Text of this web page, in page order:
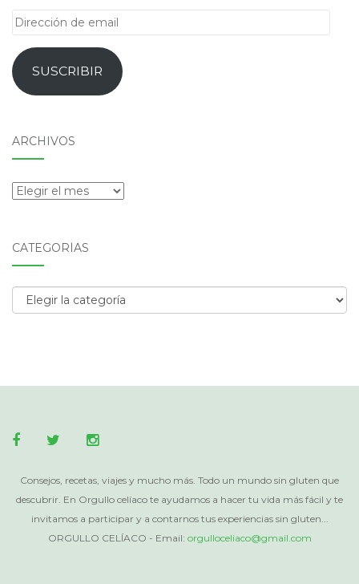
Dirección
emailSUSCRIBIR
ARCHIVOS
Archivos
CATEGORÍAS
Categorías
Consejos, recetas, viajes y mucho más. Todo un mundo sin gluten que
descubrir. En Orgullo celíaco te ayudamos a hacer tu vida más fácil y te
invitamos a participar y a contarnos tus experiencias sin gluten...
ORGULLO CELÍACO - Email: orgulloceliaco@gmail.com